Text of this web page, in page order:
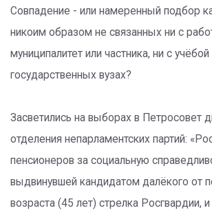
Совпадение - или намеренный подбор
никоим образом не связанных ни с
муниципалитет или частника, ни с учёбой
государственных вузах?
Засветились на выборах в Петросовет
отделения непарламентских партий:
пенсионеров за социальную
выдвинувшей кандидатом далёкого от
возраста (45 лет) стрелка Росгвардии, и